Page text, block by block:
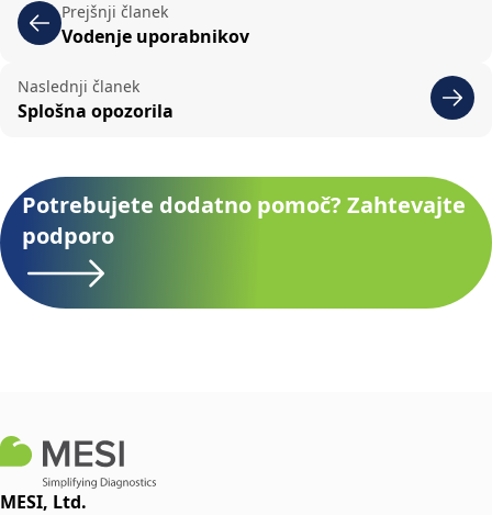
Prejšnji članek
Vodenje uporabnikov
Naslednji članek
Splošna opozorila
Potrebujete dodatno pomoč? Zahtevajte
podporo
MESI, Ltd.